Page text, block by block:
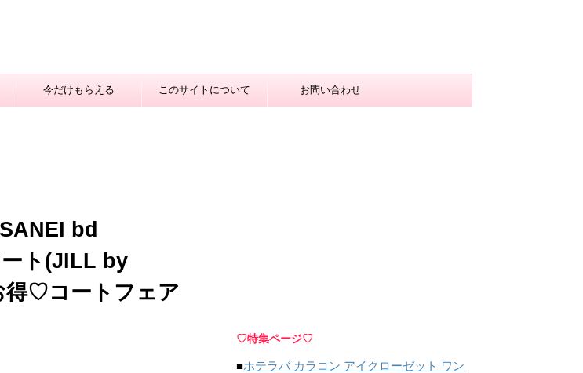
今だけもらえる このサイトについて お問い合わせ
bd
ト(JILL by
得♡コートフェア
♡特集ページ♡
■ホテラバ カラコン アイクローゼット ワン